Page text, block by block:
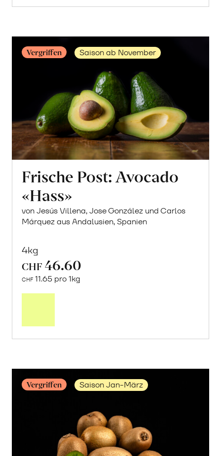
Maracujas
Vergriffen Saison ab November
Frische Post: Avocado
«Hass»
von Jesús Villena, Jose González und Carlos
Márquez aus Andalusien, Spanien
4kg
CHF 46.60
CHF 11.65 pro 1kg
Avocado
Vergriffen Saison Jan-März